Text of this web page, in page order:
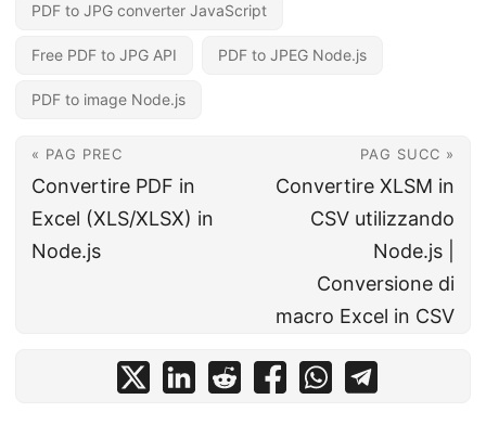
PDF to JPG converter JavaScript
Free PDF to JPG API PDF to JPEG Node.js
PDF to image Node.js
« PAG PREC
Convertire PDF in
Excel (XLS/XLSX) in
Node.js
PAG SUCC »
Convertire XLSM in
CSV utilizzando
Node.js |
Conversione di
macro Excel in CSV